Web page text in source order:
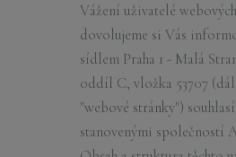
Vážení uživatelé
dovolujeme si Vás
sídlem Praha 1 - Malá
oddíl C, vložka 53707
"webové stránky")
stanovenými společností